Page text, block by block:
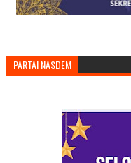
PARTAI NASDEM